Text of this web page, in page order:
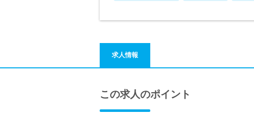
求人情報
この求人のポイント